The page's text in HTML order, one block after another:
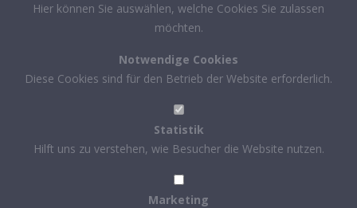
Hier können Sie auswählen, welche Cookies Sie zulassen
möchten.
Notwendige Cookies
Diese Cookies sind für den Betrieb der Website erforderlich.
Statistik
Hilft uns zu verstehen, wie Besucher die Website nutzen.
Marketing